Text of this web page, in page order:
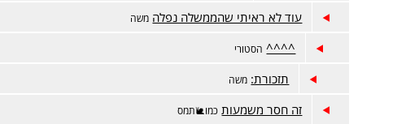
עוד לא ראיתי שהממשלה נפלה משה
^^^^ הסטורי
תזכורת: משה
זה חסר משמעות כמו🐌תמס